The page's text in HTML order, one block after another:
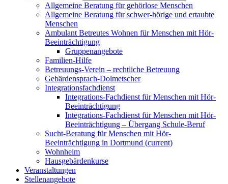
Allgemeine Beratung für gehörlose Menschen
Allgemeine Beratung für schwer-hörige und ertaubte
Menschen
Ambulant Betreutes Wohnen für Menschen mit Hör-
Beeinträchtigung
Gruppenangebote
Familien-Hilfe
Betreuungs-Verein – rechtliche Betreuung
Gebärdensprach-Dolmetscher
Integrationsfachdienst
Integrations-Fachdienst für Menschen mit Hör-
Beeinträchtigung
Integrations-Fachdienst für Menschen mit Hör-
Beeinträchtigung – Übergang Schule-Beruf
Sucht-Beratung für Menschen mit Hör-
Beeinträchtigung in Dortmund (current)
Wohnheim
Hausgebärdenkurse
Veranstaltungen
Stellenangebote